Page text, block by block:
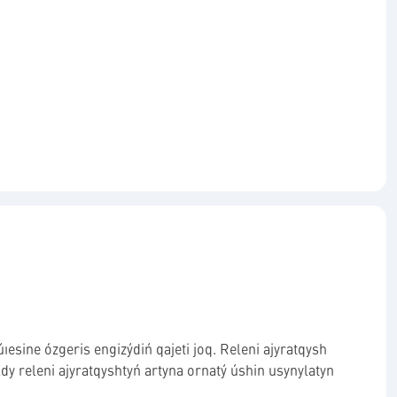
ózgeris engizýdiń qajeti joq. Releni ajyratqysh
releni ajyratqyshtyń artyna ornatý úshin usynylatyn